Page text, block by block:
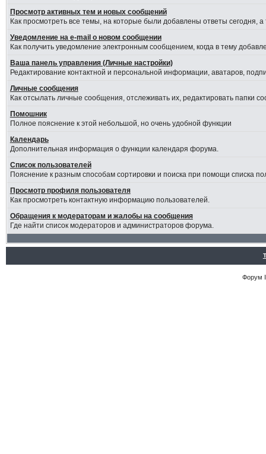
Просмотр активных тем и новых сообщений
Как просмотреть все темы, на которые были добавлены ответы сегодня,
Уведомление на е-mail о новом сообщении
Как получить уведомление электронным сообщением, когда в тему
Ваша панель управления (Личные настройки)
Редактирование контактной и персональной информации, аватаров,
Личные сообщения
Как отсылать личные сообщения, отслеживать их, редактировать папки
Помошник
Полное пояснение к этой небольшой, но очень удобной функции
Календарь
Дополнительная информация о функции календаря форума.
Список пользователей
Пояснение к разным способам сортировки и поиска при помощи списка
Просмотр профиля пользователя
Как просмотреть контактную информацию пользователей.
Обращения к модераторам и жалобы на сообщения
Где найти список модераторов и администраторов форума.
Форум